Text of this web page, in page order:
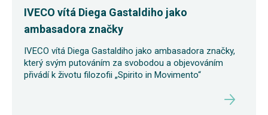
IVECO vítá Diega Gastaldiho jako
ambasadora značky
IVECO vítá Diega Gastaldiho jako ambasadora značky,
který svým putováním za svobodou a objevováním
přivádí k životu filozofii „Spirito in Movimento“